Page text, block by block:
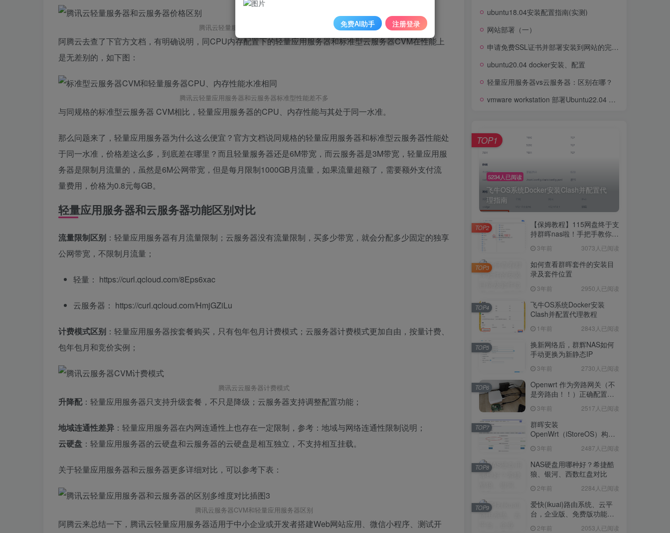
腾讯云轻量服务器和云服务器价格差异
阿腾云去查了下官方文档，有明确说明，同CPU内存配置下的轻量应用服务器和标准型云服务器CVM在性能上
是无差别的，如下图：
腾讯云轻量应用服务器和云服务器标准型性能差不多
与同规格的标准型云服务器 CVM相比，轻量应用服务器的CPU、内存性能与其处于同一水准。
那么问题来了，轻量应用服务器为什么这么便宜？官方文档说同规格的轻量应用服务器和标准型云服务器性能处
于同一水准，价格差这么多，到底差在哪里？而且轻量服务器还是6M带宽，而云服务器是3M带宽，轻量应用服
务器是限制月流量的，虽然是6M公网带宽，但是每月限制1000GB月流量，如果流量超额了，需要额外支付流
量费用，价格为0.8元每GB。
轻量应用服务器和云服务器功能区别对比
流量限制区别 ：轻量应用服务器有月流量限制；云服务器没有流量限制，买多少带宽，就会分配多少固定的独享
公网带宽，不限制月流量；
轻量： https://curl.qcloud.com/8Eps6xac
云服务器： https://curl.qcloud.com/HmjGZiLu
计费模式区别 ：轻量应用服务器按套餐购买，只有包年包月计费模式；云服务器计费模式更加自由，按量计费、
包年包月和竞价实例；
腾讯云云服务器计费模式
升降配：轻量应用服务器只支持升级套餐，不只是降级；云服务器支持调整配置功能；
地域连通性差异 ：轻量应用服务器在内网连通性上也存在一定限制，参考：地域与网络连通性限制说明；
云硬盘 ：轻量应用服务器的云硬盘和云服务器的云硬盘是相互独立，不支持相互挂载。
关于轻量应用服务器和云服务器更多详细对比，可以参考下表：
腾讯云服务器CVM和轻量应用服务器区别
阿腾云来总结一下，腾讯云轻量应用服务器适用于中小企业或开发者搭建Web网站应用、微信小程序、测试开
ubuntu18.04安装配置指南(实测)
网站部署（一）
申请免费SSL证书并部署安装到网站的完整教程
ubuntu20.04 docker安装、配置
轻量应用服务器vs云服务器：区别在哪？
vmware workstation 部署Ubuntu22.04 Server系统并配置NAT网络
5234人已阅读
飞牛OS系统Docker安装Clash并配置代
理指南
TOP1
【保姆教程】115网盘终于支
持群晖nas啦！手把手教你群
盘！3年前 3073人已阅读
TOP2
如何查看群晖套件的安装目
录及套件位置
3年前 2950人已阅读
TOP3
飞牛OS系统Docker安装
Clash并配置代理教程
1年前 2843人已阅读
TOP4
换新网络后，群辉NAS如何
手动更换为新静态IP
3年前 2730人已阅读
TOP5
Openwrt 作为旁路网关（不
是旁路由！！）正确配置方
3年前 2517人已阅读
TOP6
群晖安装
OpenWrt（iStoreOS）构建
3年前 2487人已阅读
TOP7
NAS硬盘用哪种好？希捷酷
狼、银河、西数红盘对比
2年前 2284人已阅读
TOP8
爱快(ikuai)路由系统、云平
台，企业版、免费版功能对
2年前 2053人已阅读
TOP9
免费AI助手 注册登录